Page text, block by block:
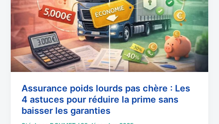
Assurance poids lourds pas chère : Les
4 astuces pour réduire la prime sans
baisser les garanties
:
Les
4
astuces
pour
réduire
prime
sans
baisser
les